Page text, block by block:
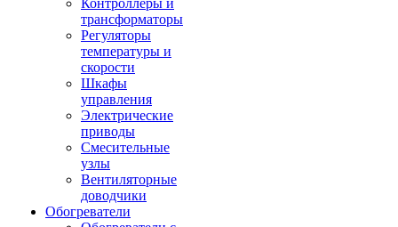
Контроллеры и
трансформаторы
Регуляторы
температуры и
скорости
Шкафы
управления
Электрические
приводы
Смесительные
узлы
Вентиляторные
доводчики
Обогреватели